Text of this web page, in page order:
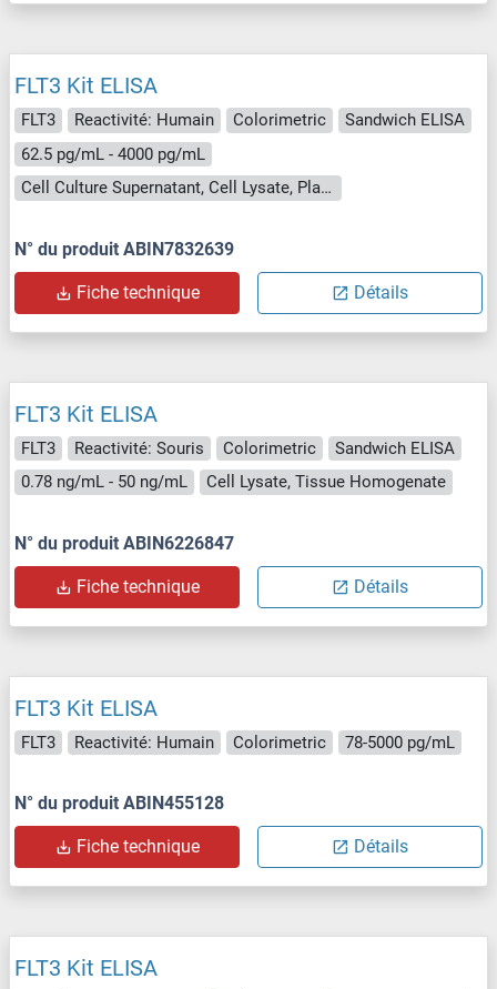
FLT3 Kit ELISA
FLT3 Reactivité: Humain Colorimetric
Sandwich ELISA
62.5 pg/mL - 4000 pg/mL
Cell Culture Supernatant, Cell Lysate, Plasma (EDTA), Plasma (heparin), Serum, Tissue Samples
N° du produit ABIN7832639
Fiche technique Détails
FLT3 Kit ELISA
FLT3 Reactivité: Souris Colorimetric
Sandwich ELISA
0.78 ng/mL - 50 ng/mL
Cell Lysate, Tissue Homogenate
N° du produit ABIN6226847
Fiche technique Détails
FLT3 Kit ELISA
FLT3 Reactivité: Humain Colorimetric 78-5000 pg/mL
N° du produit ABIN455128
Fiche technique Détails
FLT3 Kit ELISA